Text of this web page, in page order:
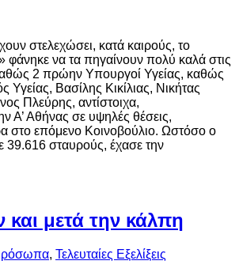
στελεχώσει, κατά καιρούς, το
φάνηκε να τα πηγαίνουν πολύ καλά στις
2 πρώην Υπουργοί Υγείας, καθώς
Υγείας, Βασίλης Κικίλιας, Νικήτας
Πλεύρης, αντίστοιχα,
Α’ Αθήνας σε υψηλές θέσεις,
στο επόμενο Κοινοβούλιο. Ωστόσο ο
39.616 σταυρούς, έχασε την
και μετά την κάλπη
, Τελευταίες Εξελίξεις